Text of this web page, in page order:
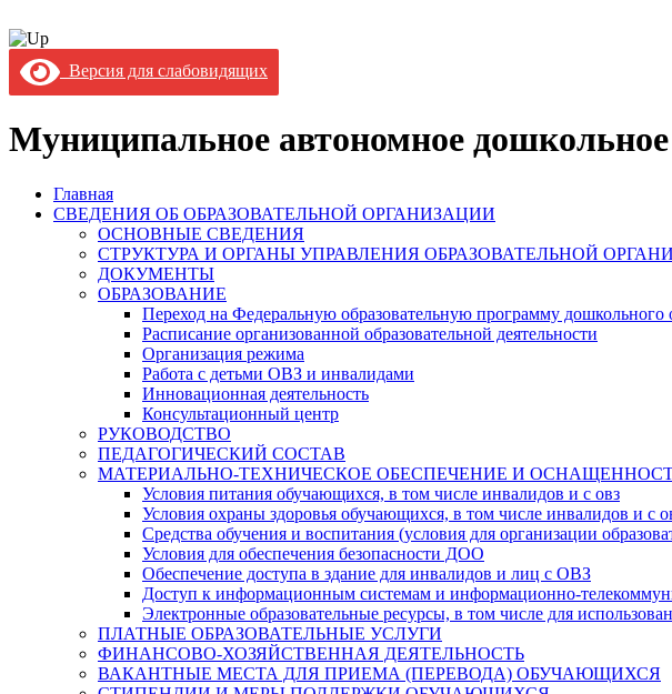
Версия для слабовидящих
Муниципальное автономное
Главная
СВЕДЕНИЯ ОБ ОБРАЗОВАТЕЛЬНОЙ ОРГАНИЗАЦИИ
ОСНОВНЫЕ СВЕДЕНИЯ
СТРУКТУРА И ОРГАНЫ УПРАВЛЕНИЯ ОБРАЗОВАТЕЛЬНОЙ
ДОКУМЕНТЫ
ОБРАЗОВАНИЕ
Переход на Федеральную образовательную программу дошкольного
Расписание организованной образовательной деятельности
Организация режима
Работа с детьми ОВЗ и инвалидами
Инновационная деятельность
Консультационный центр
РУКОВОДСТВО
ПЕДАГОГИЧЕСКИЙ СОСТАВ
МАТЕРИАЛЬНО-ТЕХНИЧЕСКОЕ ОБЕСПЕЧЕНИЕ И
Условия питания обучающихся, в том числе инвалидов и с овз
Условия охраны здоровья обучающихся, в том числе инвалидов и с
Средства обучения и воспитания (условия для организации
Условия для обеспечения безопасности ДОО
Обеспечение доступа в здание для инвалидов и лиц с ОВЗ
Доступ к информационным системам и информационно-
Электронные образовательные ресурсы, в том числе для
ПЛАТНЫЕ ОБРАЗОВАТЕЛЬНЫЕ УСЛУГИ
ФИНАНСОВО-ХОЗЯЙСТВЕННАЯ ДЕЯТЕЛЬНОСТЬ
ВАКАНТНЫЕ МЕСТА ДЛЯ ПРИЕМА (ПЕРЕВОДА) ОБУЧАЮЩИХСЯ